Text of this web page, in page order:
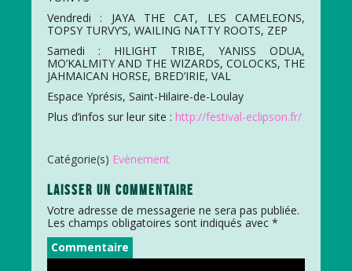
Vendredi : JAYA THE CAT, LES CAMELEONS,
TOPSY TURVY’S, WAILING NATTY ROOTS, ZEP
Samedi : HILIGHT TRIBE, YANISS ODUA,
MO’KALMITY AND THE WIZARDS, COLOCKS, THE
JAHMAICAN HORSE, BRED’IRIE, VAL
Espace Yprésis, Saint-Hilaire-de-Loulay
Plus d’infos sur leur site : http://festival-eclipson.fr/
Catégorie(s) Evènement
LAISSER UN COMMENTAIRE
Votre adresse de messagerie ne sera pas publiée.
Les champs obligatoires sont indiqués avec *
Commentaire